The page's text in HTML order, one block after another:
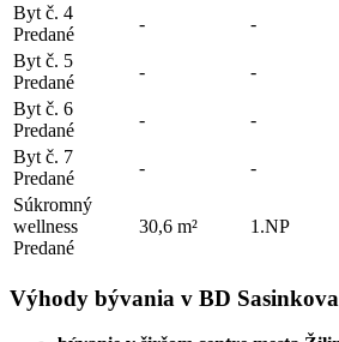
Byt č. 4
Predané
- -
Byt č. 5
Predané
- -
Byt č. 6
Predané
- -
Byt č. 7
Predané
- -
Súkromný
wellness
Predané
30,6 m² 1.NP
Výhody bývania v BD Sasinkova